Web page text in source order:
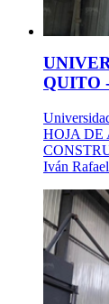
QUITO
HOJA DE
Iván